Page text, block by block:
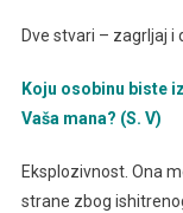
Dve stvari – zagrljaj i
Koju osobinu biste
Vaša mana? (S. V)
Eksplozivnost. Ona
strane zbog